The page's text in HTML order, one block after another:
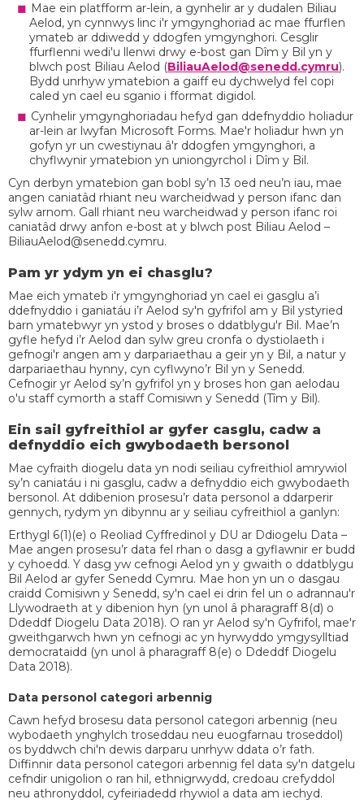
Mae ein platfform ar-lein, a gynhelir ar y dudalen Biliau
Aelod, yn cynnwys linc i'r ymgynghoriad ac mae ffurflen
ymateb ar ddiwedd y ddogfen ymgynghori. Cesglir
ffurflenni wedi'u llenwi drwy e-bost gan Dîm y Bil yn y
blwch post Biliau Aelod (BiliauAelod@senedd.cymru).
Bydd unrhyw ymatebion a gaiff eu dychwelyd fel copi
caled yn cael eu sganio i fformat digidol.
Cynhelir ymgynghoriadau hefyd gan ddefnyddio holiadur
ar-lein ar lwyfan Microsoft Forms. Mae'r holiadur hwn yn
gofyn yr un cwestiynau â'r ddogfen ymgynghori, a
chyflwynir ymatebion yn uniongyrchol i Dîm y Bil.
Cyn derbyn ymatebion gan bobl sy’n 13 oed neu’n iau, mae
angen caniatâd rhiant neu warcheidwad y person ifanc dan
sylw arnom. Gall rhiant neu warcheidwad y person ifanc roi
caniatâd drwy anfon e-bost at y blwch post Biliau Aelod –
BiliauAelod@senedd.cymru.
Pam yr ydym yn ei chasglu?
Mae eich ymateb i'r ymgynghoriad yn cael ei gasglu a’i
ddefnyddio i ganiatáu i’r Aelod sy'n gyfrifol am y Bil ystyried
barn ymatebwyr yn ystod y broses o ddatblygu'r Bil. Mae’n
gyfle hefyd i’r Aelod dan sylw greu cronfa o dystiolaeth i
gefnogi'r angen am y darpariaethau a geir yn y Bil, a natur y
darpariaethau hynny, cyn cyflwyno’r Bil yn y Senedd.
Cefnogir yr Aelod sy’n gyfrifol yn y broses hon gan aelodau
o'u staff cymorth a staff Comisiwn y Senedd (Tîm y Bil).
Ein sail gyfreithiol ar gyfer casglu, cadw a
defnyddio eich gwybodaeth bersonol
Mae cyfraith diogelu data yn nodi seiliau cyfreithiol amrywiol
sy’n caniatáu i ni gasglu, cadw a defnyddio eich gwybodaeth
bersonol. At ddibenion prosesu’r data personol a ddarperir
gennych, rydym yn dibynnu ar y seiliau cyfreithiol a ganlyn:
Erthygl 6(1)(e) o Reoliad Cyffredinol y DU ar Ddiogelu Data –
Mae angen prosesu’r data fel rhan o dasg a gyflawnir er budd
y cyhoedd. Y dasg yw cefnogi Aelod yn y gwaith o ddatblygu
Bil Aelod ar gyfer Senedd Cymru. Mae hon yn un o dasgau
craidd Comisiwn y Senedd, sy'n cael ei drin fel un o adrannau'r
Llywodraeth at y dibenion hyn (yn unol â pharagraff 8(d) o
Ddeddf Diogelu Data 2018). O ran yr Aelod sy'n Gyfrifol, mae'r
gweithgarwch hwn yn cefnogi ac yn hyrwyddo ymgysylltiad
democrataidd (yn unol â pharagraff 8(e) o Ddeddf Diogelu
Data 2018).
Data personol categori arbennig
Cawn hefyd brosesu data personol categori arbennig (neu
wybodaeth ynghylch troseddau neu euogfarnau troseddol)
os byddwch chi'n dewis darparu unrhyw ddata o’r fath.
Diffinnir data personol categori arbennig fel data sy'n datgelu
cefndir unigolion o ran hil, ethnigrwydd, credoau crefyddol
neu athronyddol, cyfeiriadedd rhywiol a data am iechyd.